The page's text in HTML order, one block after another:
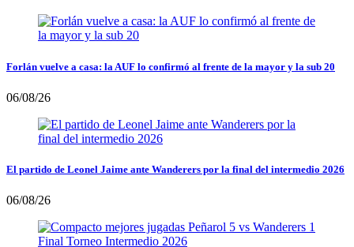
Forlán vuelve a casa: la AUF lo confirmó al frente de la mayor y la sub 20
06/08/26
El partido de Leonel Jaime ante Wanderers por la final del intermedio 2026
06/08/26